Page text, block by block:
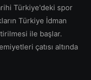
Türkiye'deki spor
Türkiye İdman
ile başlar.
çatısı altında